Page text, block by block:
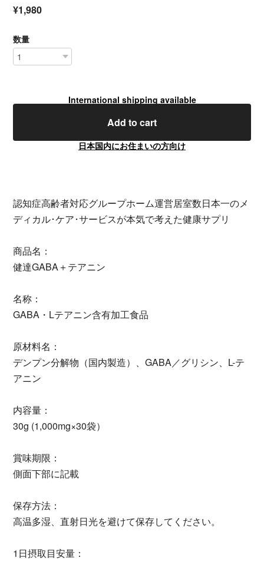
¥1,980
数量
International shipping available
Add to cart
日本国内にお住まいの方向け
認知症高齢者対応グループホーム運営居室数日本一のメ
ディカル･ケア･サービスが本気で考えた健康サプリ
商品名：
健達GABA＋テアニン
名称：
GABA・Lテアニン含有加工食品
原材料名：
デンプン分解物（国内製造）、GABA／グリシン、L-テ
アニン
内容量：
30g (1,000mg×30袋）
賞味期限：
側面下部に記載
保存方法：
高温多湿、直射日光を避けて保存してください。
1日摂取目安量：